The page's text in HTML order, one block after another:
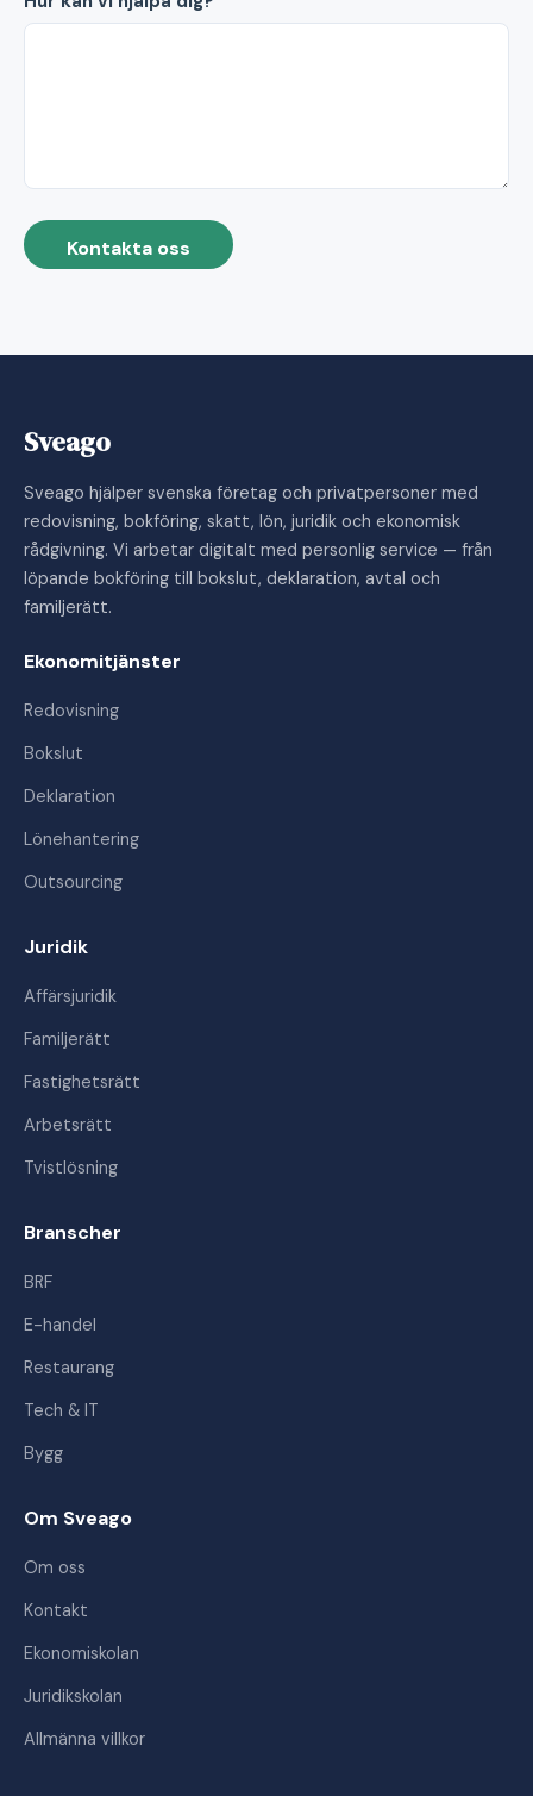
Kontakta oss
Sveago
Sveago hjälper svenska företag och privatpersoner med
redovisning, bokföring, skatt, lön, juridik och ekonomisk
rådgivning. Vi arbetar digitalt med personlig service — från
löpande bokföring till bokslut, deklaration, avtal och
familjerätt.
Ekonomitjänster
Redovisning
Bokslut
Deklaration
Lönehantering
Outsourcing
Juridik
Affärsjuridik
Familjerätt
Fastighetsrätt
Arbetsrätt
Tvistlösning
Branscher
BRF
E-handel
Restaurang
Tech & IT
Bygg
Om Sveago
Om oss
Kontakt
Ekonomiskolan
Juridikskolan
Allmänna villkor